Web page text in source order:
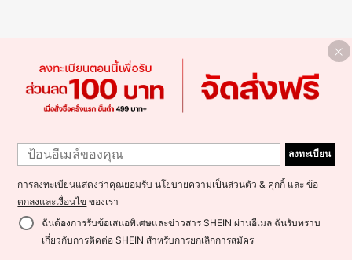
ลงทะเบียน
การลงทะเบียนแสดงว่าคุณยอมรับนโยบายความเป็นส่วนตัว & คุกกี้ และข้อ
ตกลงและเงื่อนไข ของเรา
ฉันต้องการรับข้อเสนอพิเศษและข่าวสาร SHEIN ผ่านอีเมล ฉันรับทราบ
เกี่ยวกับการติดต่อ SHEIN สำหรับการยกเลิกการสมัคร